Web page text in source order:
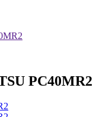
PC40MR2